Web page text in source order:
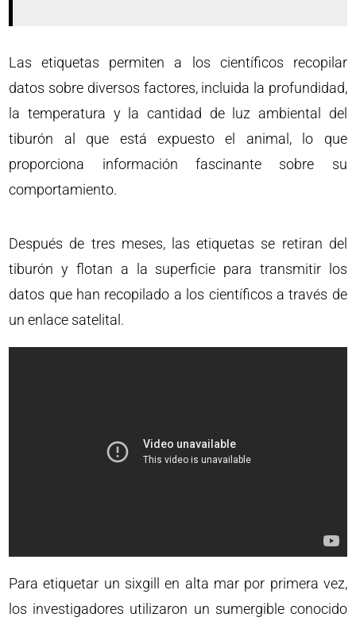
Las etiquetas permiten a los científicos recopilar
datos sobre diversos factores, incluida la profundidad,
la temperatura y la cantidad de luz ambiental del
tiburón al que está expuesto el animal, lo que
proporciona información fascinante sobre su
comportamiento.
Después de tres meses, las etiquetas se retiran del
tiburón y flotan a la superficie para transmitir los
datos que han recopilado a los científicos a través de
un enlace satelital.
Para etiquetar un sixgill en alta mar por primera vez,
los investigadores utilizaron un sumergible conocido